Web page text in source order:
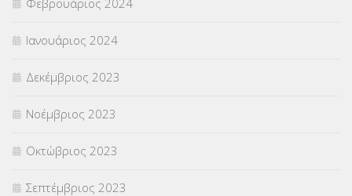
Ιανουάριος 2024
Δεκέμβριος 2023
Νοέμβριος 2023
Οκτώβριος 2023
Σεπτέμβριος 2023